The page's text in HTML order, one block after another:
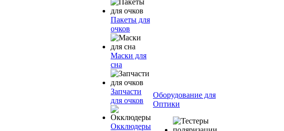
Пакеты для
очков
Маски для
сна
Запчасти
для очков
Окклюдеры
Оборудование для
Оптики